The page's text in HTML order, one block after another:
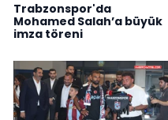
Trabzonspor'da
Mohamed Salah’a büyük
imza töreni